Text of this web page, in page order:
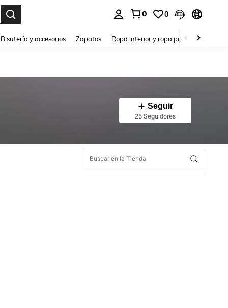
0 0
Bisutería y accesorios Zapatos Ropa interior y ropa para dormir
Seguir
25 Seguidores